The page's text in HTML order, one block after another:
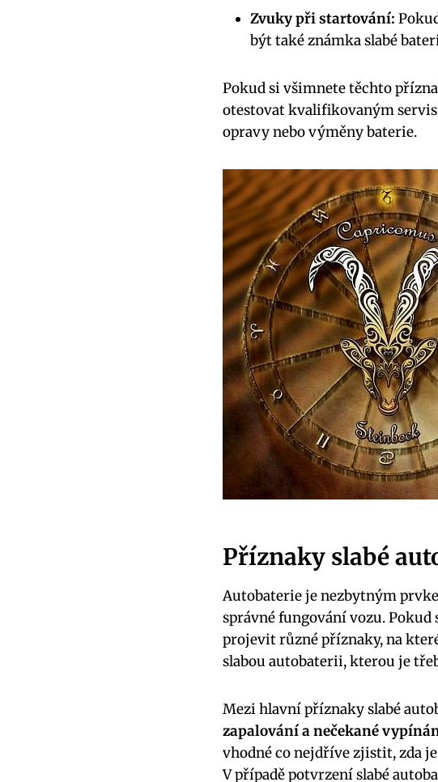
Zvuky při startování:
být také známka slabé
Pokud si všimnete⁣ těchto
otestovat kvalifikovaným
opravy nebo výměny baterie.
Příznaky ‌slabé
Autobaterie je nezbytným
správné fungování ‌vozu. Pokud
projevit různé příznaky,​ na
slabou autobaterii, kterou je
Mezi hlavní příznaky slabé
zapalování a nečekané
vhodné co nejdříve zjistit, zda​
V případě potvrzení ​slabé